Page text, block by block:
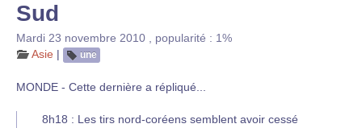
Sud
Mardi 23 novembre 2010
popularité : 1%
Asie | une
MONDE - Cette dernière a répliqué...
8h18 : Les tirs nord-coréens semblent avoir cessé